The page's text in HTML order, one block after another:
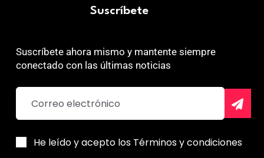
Suscríbete
Suscríbete ahora mismo y mantente siempre
conectado con las últimas noticias
He leído y acepto los Términos y condiciones